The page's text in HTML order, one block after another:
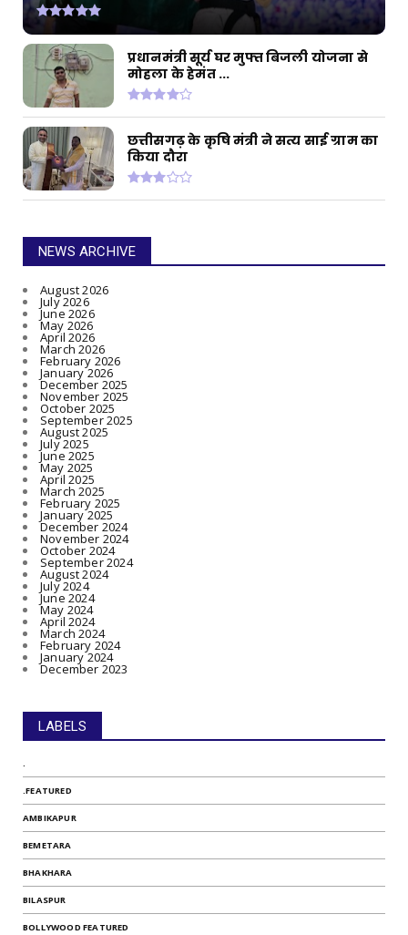
प्रधानमंत्री सूर्य घर मुफ्त बिजली योजना से
मोहला के हेमंत ...
छत्तीसगढ़ के कृषि मंत्री ने सत्य साई ग्राम का
किया दौरा
NEWS ARCHIVE
August 2026
July 2026
June 2026
May 2026
April 2026
March 2026
February 2026
January 2026
December 2025
November 2025
October 2025
September 2025
August 2025
July 2025
June 2025
May 2025
April 2025
March 2025
February 2025
January 2025
December 2024
November 2024
October 2024
September 2024
August 2024
July 2024
June 2024
May 2024
April 2024
March 2024
February 2024
January 2024
December 2023
LABELS
.
.FEATURED
AMBIKAPUR
BEMETARA
BHAKHARA
BILASPUR
BOLLYWOOD FEATURED